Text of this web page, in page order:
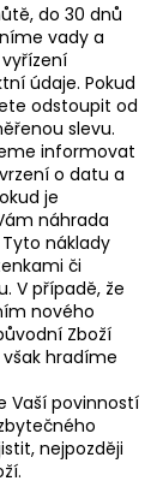
do 30 dnů
vady a
údaje. Pokud
odstoupit od
slevu.
informovat
o datu a
je
náhrada
náklady
či
V případě, že
nového
Zboží
hradíme
Vaší povinností
nejpozději